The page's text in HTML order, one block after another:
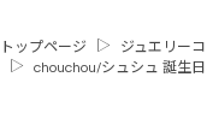
トップページ
ジュエリー
chouchou/シュシュ 誕生